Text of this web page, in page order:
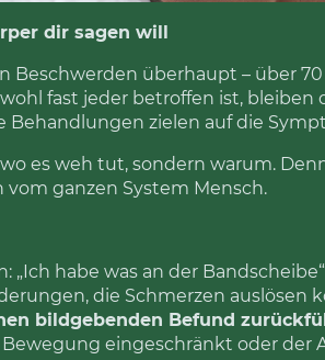
dir sagen will
überhaupt – über 70
fast jeder betroffen ist, bleiben
Behandlungen zielen auf die
es weh tut, sondern warum.
vom ganzen System Mensch.
habe was an der
die Schmerzen auslösen
bildgebenden Befund
eingeschränkt oder der